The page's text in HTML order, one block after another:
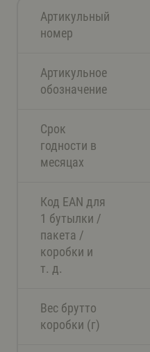
Артикульный
номер
Артикульное
обозначение
Срок
годности в
месяцах
Код EAN для
1 бутылки /
пакета /
коробки и
т. д.
Вес брутто
коробки (г)